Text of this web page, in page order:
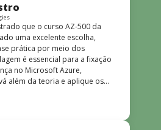
que o curso AZ-500 da
uma excelente escolha,
prática por meio dos
é essencial para a fixação
no Microsoft Azure,
além da teoria e aplique os
reais e simulados. Outro
do curso. O conteúdo é